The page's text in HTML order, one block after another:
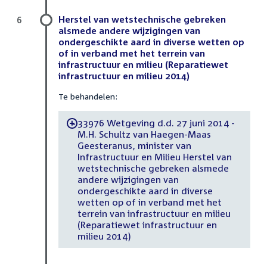
Herstel van wetstechnische gebreken
alsmede andere wijzigingen van
ondergeschikte aard in diverse wetten op
of in verband met het terrein van
infrastructuur en milieu (Reparatiewet
infrastructuur en milieu 2014)
Te behandelen:
-33976 Wetgeving d.d. 27 juni 2014 -
M.H. Schultz van Haegen-Maas
Geesteranus, minister van
Infrastructuur en Milieu Herstel van
wetstechnische gebreken alsmede
andere wijzigingen van
ondergeschikte aard in diverse
wetten op of in verband met het
terrein van infrastructuur en milieu
(Reparatiewet infrastructuur en
milieu 2014)
6